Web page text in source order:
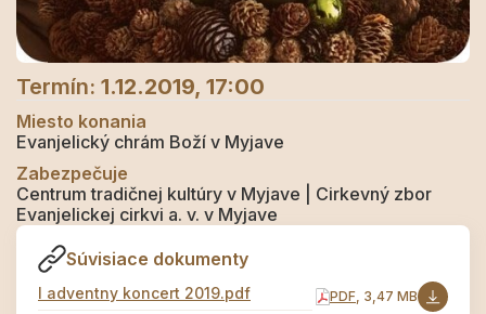
Termín: 1.12.2019, 17:00
Miesto konania
Evanjelický chrám Boží v Myjave
Zabezpečuje
Centrum tradičnej kultúry v Myjave | Cirkevný zbor
Evanjelickej cirkvi a. v. v Myjave
Súvisiace dokumenty
I adventny koncert 2019.pdf PDF, 3,47 MB